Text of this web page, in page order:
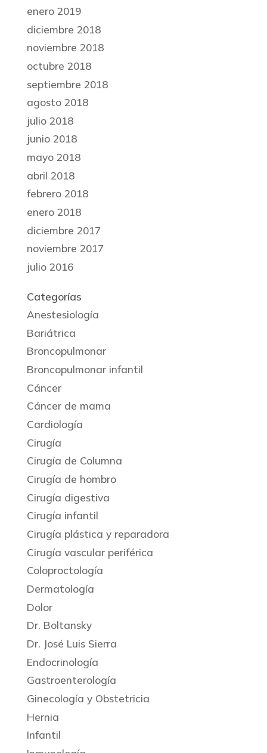
enero 2019
diciembre 2018
noviembre 2018
octubre 2018
septiembre 2018
agosto 2018
julio 2018
junio 2018
mayo 2018
abril 2018
febrero 2018
enero 2018
diciembre 2017
noviembre 2017
julio 2016
Categorías
Anestesiología
Bariátrica
Broncopulmonar
Broncopulmonar infantil
Cáncer
Cáncer de mama
Cardiología
Cirugía
Cirugía de Columna
Cirugía de hombro
Cirugía digestiva
Cirugía infantil
Cirugía plástica y reparadora
Cirugía vascular periférica
Coloproctología
Dermatología
Dolor
Dr. Boltansky
Dr. José Luis Sierra
Endocrinología
Gastroenterología
Ginecología y Obstetricia
Hernia
Infantil